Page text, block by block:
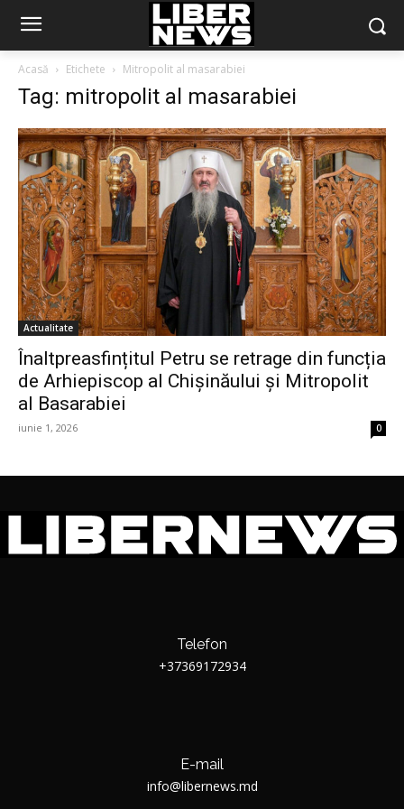
Acasă Etichete Mitropolit al masarabiei
Tag: mitropolit al masarabiei
Actualitate
Înaltpreasfințitul Petru se retrage din funcția
de Arhiepiscop al Chișinăului și Mitropolit
al Basarabiei
iunie 1, 2026 0
Telefon
+37369172934
E-mail
info@libernews.md